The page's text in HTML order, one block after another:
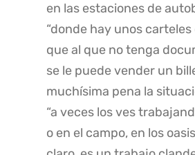
en las estaciones de
“donde hay unos
que al que no tenga
se le puede vender un
muchísima pena la
“a veces los ves
o en el campo, en los